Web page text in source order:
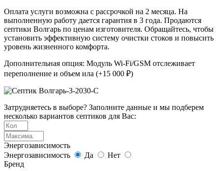
Оплата услуги возможна с рассрочкой на 2 месяца. На
выполненную работу дается гарантия в 3 года. Продаются
септики Волгарь по ценам изготовителя. Обращайтесь, чтобы
установить эффективную систему очистки стоков и повысить
уровень жизненного комфорта.
Дополнительная опция: Модуль Wi-Fi/GSM отслеживает
переполнение и объем ила (+15 000 ₽)
Затрудняетесь в выборе? Заполните данные и мы подберем
несколько вариантов септиков для Вас:
Энергозависимость
Энергозависимость
Да
Нет
Бренд